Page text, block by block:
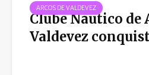
ARCOS DE VALDEVEZ
Clube Náutico de
Valdevez